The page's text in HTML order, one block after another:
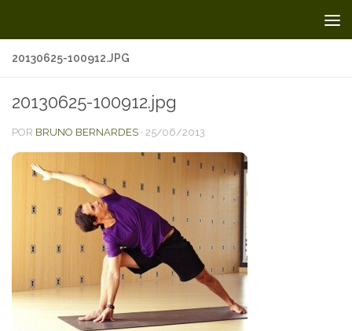
20130625-100912.JPG
20130625-100912.jpg
POR BRUNO BERNARDES · 25/06/2013